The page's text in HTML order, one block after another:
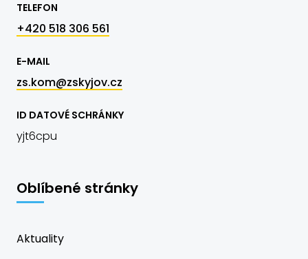
TELEFON
+420 518 306 561
E-MAIL
zs.kom@zskyjov.cz
ID DATOVÉ SCHRÁNKY
yjt6cpu
Oblíbené stránky
Aktuality